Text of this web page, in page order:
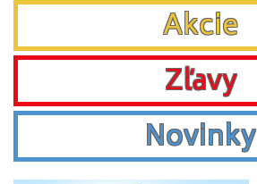
Akcie
Zľavy
Novinky